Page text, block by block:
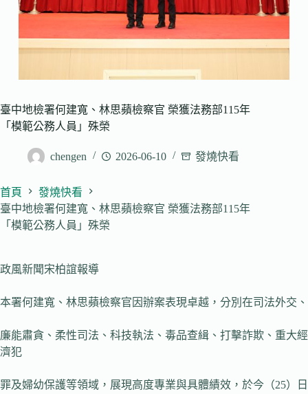
臺中地檢署何建寬、林思蘋檢察官 榮獲法務部115年
「模範公務人員」殊榮
chengen 2026-06-10 發燒快看
首頁
發燒快看
臺中地檢署何建寬、林思蘋檢察官 榮獲法務部115年
「模範公務人員」殊榮
政風新聞宋柏誼報導
本署何建寬、林思蘋檢察官因辦案表現卓越，分別在司法外交、
廉能肅貪、柔性司法、科技執法、毒品查緝、打擊詐欺、重大經
濟犯
罪及婦幼保護等領域，展現高度專業與具體績效，於今（25）日